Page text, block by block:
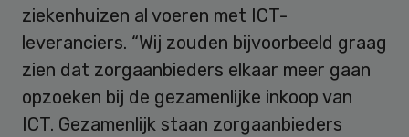
ziekenhuizen al voeren met ICT-
leveranciers. “Wij zouden bijvoorbeeld graag
zien dat zorgaanbieders elkaar meer gaan
opzoeken bij de gezamenlijke inkoop van
ICT. Gezamenlijk staan zorgaanbieders